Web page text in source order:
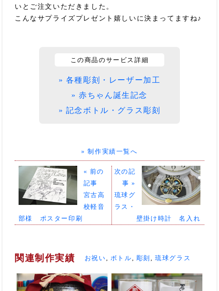
いとご注文いただきました。
こんなサプライズプレゼント嬉しいに決まってますね♪
この商品のサービス詳細
» 各種彫刻・レーザー加工
» 赤ちゃん誕生記念
» 記念ボトル・グラス彫刻
» 制作実績一覧へ
« 前の
記事
宮古高
校軽音
部様 ポスター印刷
次の記
事 »
琉球グ
ラス・
壁掛け時計 名入れ
関連制作実績 お祝い, ボトル, 彫刻,琉球グラス